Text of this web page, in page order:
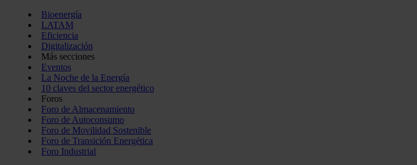
Bioenergía
LATAM
Eficiencia
Digitalización
Más secciones
Eventos
La Noche de la Energía
10 claves del sector energético
Foros
Foro de Almacenamiento
Foro de Autoconsumo
Foro de Movilidad Sostenible
Foro de Transición Energética
Foro Industrial